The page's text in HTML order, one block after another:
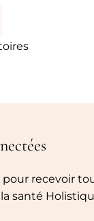
pour recevoir
santé